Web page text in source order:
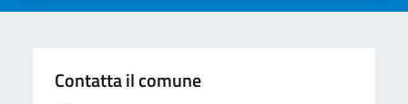
Contatta il comune